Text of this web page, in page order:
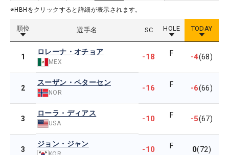
※HBHをクリックすると詳細が表示されます。
順位 選手名 SC HOLE TODAY
1
ロレーナ・オチョア
MEX
-18 F -4(68)
2
スーザン・ペターセン
NOR -16 F -6(66)
3
ローラ・ディアス
USA -10 F -5(67)
3
ジョン・ジャン
-10 F 0(72)